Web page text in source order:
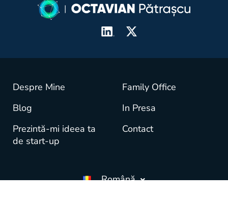
Despre Mine
Family Office
Blog
In Presa
Prezintă-mi ideea ta
de start-up
Contact
Română